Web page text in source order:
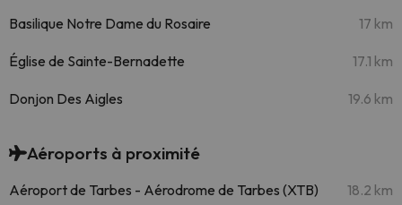
Basilique Notre Dame du Rosaire 17 km
Église de Sainte-Bernadette 17.1 km
Donjon Des Aigles 19.6 km
Aéroports à proximité
Aéroport de Tarbes - Aérodrome de Tarbes (XTB) 18.2 km